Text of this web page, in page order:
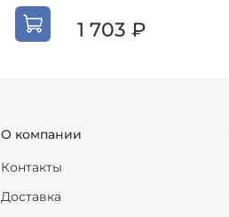
1 703 ₽
О компании
Контакты
Доставка